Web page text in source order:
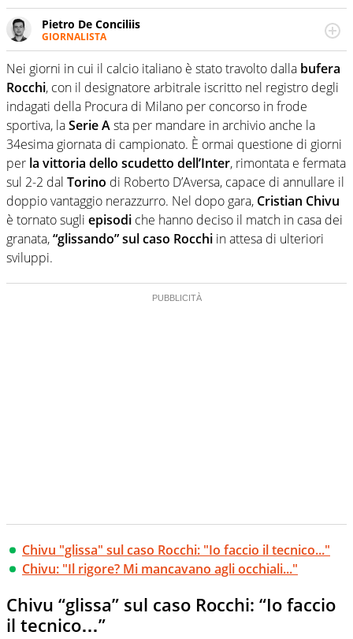
Pietro De Conciliis
GIORNALISTA
Giornalista pubblicista e speaker radiofonico, per Virgilio
Sport si occupa di calcio con uno sguardo attento e
competente sui campionati di Serie B e Serie C
Nei giorni in cui il calcio italiano è stato travolto dalla bufera
Rocchi, con il designatore arbitrale iscritto nel registro degli
indagati della Procura di Milano per concorso in frode
sportiva, laSerie Asta per mandare in archivio anche la
34esima giornata di campionato. È ormai questione di giorni
per la vittoria dello scudetto dell’Inter, rimontata e fermata
sul 2-2 dal Torino di Roberto D’Aversa, capace di annullare il
doppio vantaggio nerazzurro. Nel dopo gara, Cristian Chivu
è tornato sugli episodi che hanno deciso il match in casa dei
granata,“glissando” sul caso Rocchi in attesa di ulteriori
sviluppi.
Chivu "glissa" sul caso Rocchi: "Io faccio il tecnico..."
Chivu: "Il rigore? Mi mancavano agli occhiali..."
Chivu “glissa” sul caso Rocchi: “Io faccio
il tecnico…”